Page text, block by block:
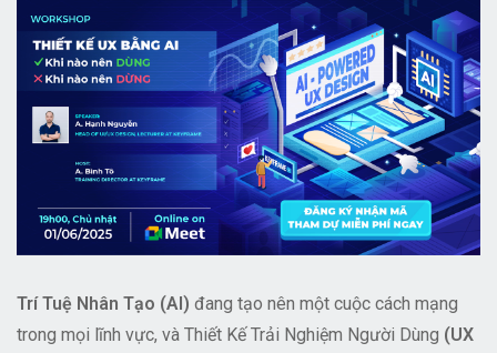
Trí Tuệ Nhân Tạo (AI) đang tạo nên một cuộc cách mạng
trong mọi lĩnh vực, và Thiết Kế Trải Nghiệm Người Dùng (UX